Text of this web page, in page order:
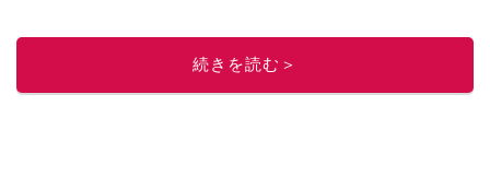
続きを読む＞